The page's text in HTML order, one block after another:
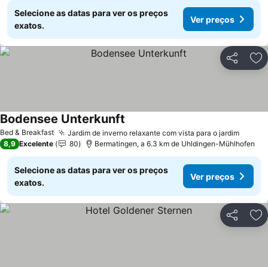
Selecione as datas para ver os preços
exatos.
Ver preços
Partilhar
Bed & Breakfast Jardim de inverno relaxante com vista para o jardimVer
Bodensee Unterkunft
8,9 Excelente 80 Bermatingen, a 6.3 km de Uhldingen-Mühlhofen
Selecione as datas para ver os preços
exatos.
Ver preços
Partilhar